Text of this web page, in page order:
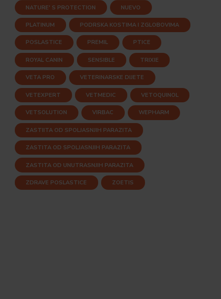
NATURE' S PROTECTION NUEVO
PLATINUM PODRSKA KOSTIMA I ZGLOBOVIMA
POSLASTICE PREMIL PTICE
ROYAL CANIN SENSIBLE TRIXIE
VETA PRO VETERINARSKE DIJETE
VETEXPERT VETMEDIC VETOQUINOL
VETSOLUTION VIRBAC WEPHARM
ZASTIITA OD SPOLJASNJIH PARAZITA
ZASTITA OD SPOLJASNJIH PARAZITA
ZASTITA OD UNUTRASNJIH PARAZITA
ZDRAVE POSLASTICE ZOETIS